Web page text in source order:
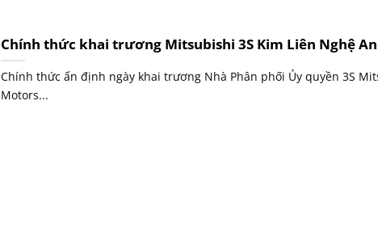
Chính thức khai trương Mitsubishi 3S Kim Liên Nghệ An
Chính thức ấn định ngày khai trương Nhà Phân phối Ủy quyền 3S
Motors...